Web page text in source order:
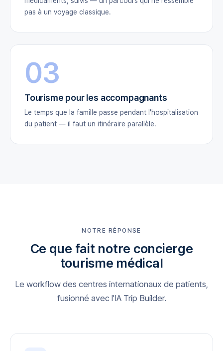
pas à un voyage classique.
03
Tourisme pour les accompagnants
Le temps que la famille passe pendant l'hospitalisation
du patient — il faut un itinéraire parallèle.
NOTRE RÉPONSE
Ce que fait notre concierge
tourisme médical
Le workflow des centres internationaux de patients,
fusionné avec l'IA Trip Builder.